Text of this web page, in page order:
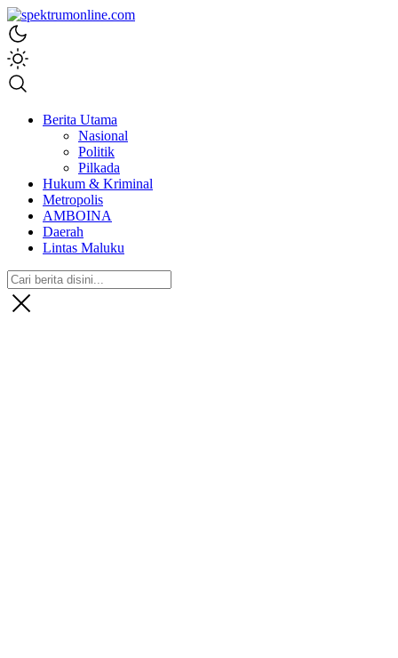
spektrumonline.com
Berita Utama
Nasional
Politik
Pilkada
Hukum & Kriminal
Metropolis
AMBOINA
Daerah
Lintas Maluku